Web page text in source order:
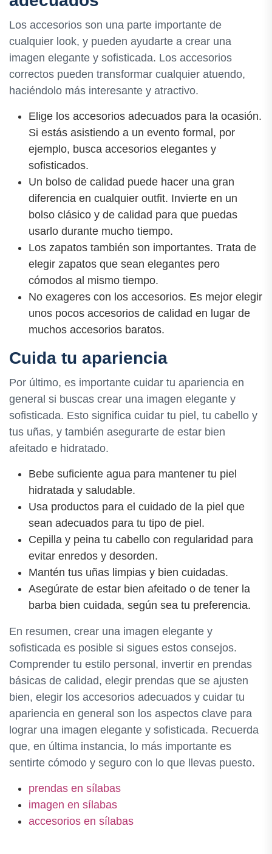
Los accesorios son una parte importante de
cualquier look, y pueden ayudarte a crear una
imagen elegante y sofisticada. Los accesorios
correctos pueden transformar cualquier atuendo,
haciéndolo más interesante y atractivo.
Elige los accesorios adecuados para la ocasión.
Si estás asistiendo a un evento formal, por
ejemplo, busca accesorios elegantes y
sofisticados.
Un bolso de calidad puede hacer una gran
diferencia en cualquier outfit. Invierte en un
bolso clásico y de calidad para que puedas
usarlo durante mucho tiempo.
Los zapatos también son importantes. Trata de
elegir zapatos que sean elegantes pero
cómodos al mismo tiempo.
No exageres con los accesorios. Es mejor elegir
unos pocos accesorios de calidad en lugar de
muchos accesorios baratos.
Cuida tu apariencia
Por último, es importante cuidar tu apariencia en
general si buscas crear una imagen elegante y
sofisticada. Esto significa cuidar tu piel, tu cabello y
tus uñas, y también asegurarte de estar bien
afeitado e hidratado.
Bebe suficiente agua para mantener tu piel
hidratada y saludable.
Usa productos para el cuidado de la piel que
sean adecuados para tu tipo de piel.
Cepilla y peina tu cabello con regularidad para
evitar enredos y desorden.
Mantén tus uñas limpias y bien cuidadas.
Asegúrate de estar bien afeitado o de tener la
barba bien cuidada, según sea tu preferencia.
En resumen, crear una imagen elegante y
sofisticada es posible si sigues estos consejos.
Comprender tu estilo personal, invertir en prendas
básicas de calidad, elegir prendas que se ajusten
bien, elegir los accesorios adecuados y cuidar tu
apariencia en general son los aspectos clave para
lograr una imagen elegante y sofisticada. Recuerda
que, en última instancia, lo más importante es
sentirte cómodo y seguro con lo que llevas puesto.
prendas en sílabas
imagen en sílabas
accesorios en sílabas